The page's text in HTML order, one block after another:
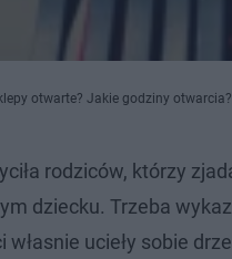
otwarte? Jakie godziny otwarcia?
rodziców, którzy
dziecku. Trzeba
ucieły sobie